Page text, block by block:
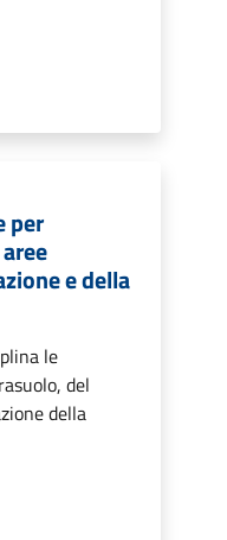
per
e della
le
del
della